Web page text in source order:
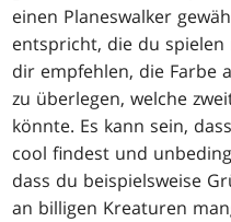
einen Planeswalker
entspricht, die du
dir empfehlen, die Farbe
zu überlegen, welche
könnte. Es kann sein,
cool findest und
dass du beispielsweise
an billigen Kreaturen